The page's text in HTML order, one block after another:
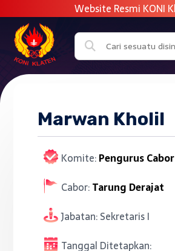
Marwan Kholil
Komite:Pengurus Cabor
Cabor:Tarung Derajat
Jabatan:Sekretaris I
Tanggal Ditetapkan: